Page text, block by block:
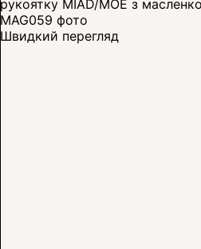
Швидкий перегляд